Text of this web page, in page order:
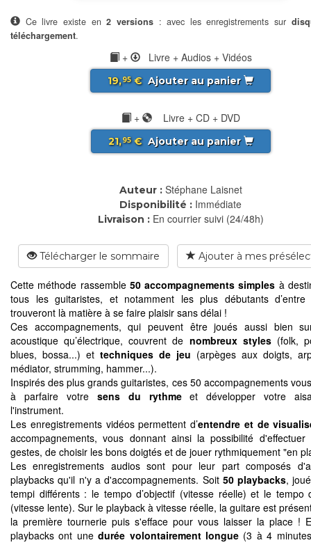
Ce livre existe en2 versions: avec les enregistrements sur
téléchargement.
+ Livre + Audios + Vidéos
19,95€ Ajouter au panier
+ Livre + CD + DVD
21,95€ Ajouter au panier
Auteur : Stéphane Laisnet
Disponibilité : Immédiate
Livraison : En courrier suivi (24/48h)
Télécharger le sommaire Ajouter à mes
Cette méthode rassemble 50 accompagnements simples à
tous les guitaristes, et notamment les plus débutants
trouveront là matière à se faire plaisir sans délai !
Ces accompagnements, qui peuvent être joués aussi bien
acoustique qu’électrique, couvrent de nombreux styles(folk,
blues, bossa...) et techniques de jeu (arpèges aux doigts,
médiator, strumming, hammer...).
Inspirés des plus grands guitaristes, ces 50 accompagnements
à parfaire votre sens du rythmeet développer votre
l'instrument.
Les enregistrements vidéos permettent d’entendre et de
accompagnements, vous donnant ainsi la possibilité
gestes, de choisir les bons doigtés et de jouer rythmiquement "en
Les enregistrements audios sont pour leur part composés
playbacks qu'il n'y a d'accompagnements. Soit 50 playbacks,
tempi différents : le tempo d’objectif (vitesse réelle) et le tempo
(vitesse lente). Sur le playback à vitesse réelle, la guitare est
la première tournerie puis s'efface pour vous laisser la place !
playbacks ont unedurée volontairement longue (3 à 4